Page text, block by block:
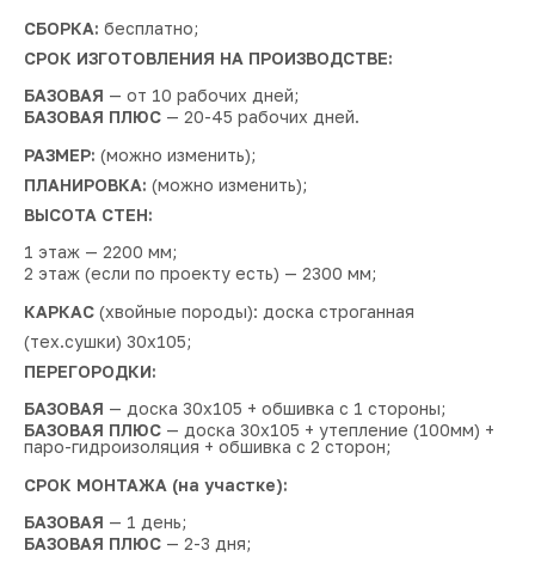
СБОРКА: бесплатно;
СРОК ИЗГОТОВЛЕНИЯ НА ПРОИЗВОДСТВЕ:
БАЗОВАЯ — от 10 рабочих дней;
БАЗОВАЯ ПЛЮС — 20-45 рабочих дней.
РАЗМЕР: (можно изменить);
ПЛАНИРОВКА: (можно изменить);
ВЫСОТА СТЕН:
1 этаж — 2200 мм;
2 этаж (если по проекту есть) — 2300 мм;
КАРКАС (хвойные породы): доска строганная
(тех.сушки) 30х105;
ПЕРЕГОРОДКИ:
БАЗОВАЯ — доска 30х105 + обшивка с 1 стороны;
БАЗОВАЯ ПЛЮС — доска 30х105 + утепление (100мм) +
паро-гидроизоляция + обшивка с 2 сторон;
СРОК МОНТАЖА (на участке):
БАЗОВАЯ — 1 день;
БАЗОВАЯ ПЛЮС — 2-3 дня;